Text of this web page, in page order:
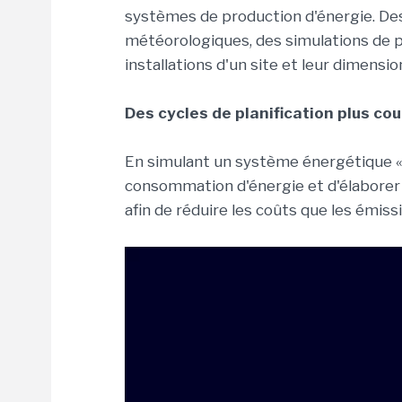
systèmes de production d'énergie.
météorologiques, des simulations de
installations d'un site et leur
Des cycles de planification plus
En simulant un système énergétique
consommation d'énergie et
afin de réduire les coûts que les